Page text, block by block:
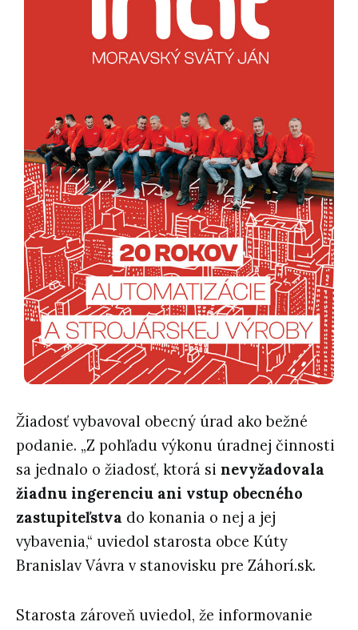
Žiadosť vybavoval obecný úrad ako bežné
podanie. „Z pohľadu výkonu úradnej činnosti
sa jednalo o žiadosť, ktorá si nevyžadovala
žiadnu ingerenciu ani vstup obecného
zastupiteľstva do konania o nej a jej
vybavenia,“ uviedol starosta obce Kúty
Branislav Vávra v stanovisku pre Záhorí.sk.
Starosta zároveň uviedol, že informovanie